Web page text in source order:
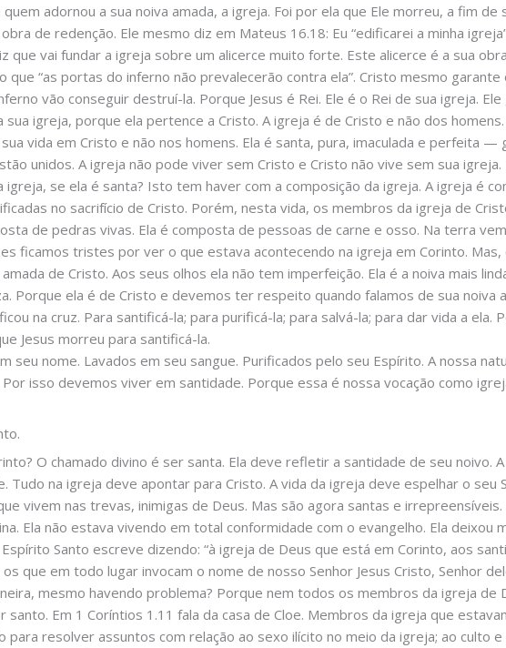
adornou a sua noiva amada, a igreja. Foi por ela que Ele morreu, a fim de
de redenção. Ele mesmo diz em Mateus 16.18: Eu “edificarei a minha
que vai fundar a igreja sobre um alicerce muito forte. Este alicerce é a sua
“as portas do inferno não prevalecerão contra ela”. Cristo mesmo garante
vão conseguir destruí-la. Porque Jesus é Rei. Ele é o Rei de sua igreja.
igreja, porque ela pertence a Cristo. A igreja é de Cristo e não dos
vida em Cristo e não nos homens. Ela é santa, pura, imaculada e perfeita —
unidos. A igreja não pode viver sem Cristo e Cristo não vive sem sua igreja.
se ela é santa? Isto tem haver com a composição da igreja. A igreja é
no sacrifício de Cristo. Porém, nesta vida, os membros da igreja de
de pedras vivas. Ela é composta de pessoas de carne e osso. Na terra
ficamos tristes por ver o que estava acontecendo na igreja em Corinto.
de Cristo. Aos seus olhos ela não tem imperfeição. Ela é a noiva mais
Porque ela é de Cristo e devemos ter respeito quando falamos de sua noiva
na cruz. Para santificá-la; para purificá-la; para salvá-la; para dar vida a ela.
Jesus morreu para santificá-la.
seu nome. Lavados em seu sangue. Purificados pelo seu Espírito. A nossa
isso devemos viver em santidade. Porque essa é nossa vocação como
O chamado divino é ser santa. Ela deve refletir a santidade de seu noivo.
Tudo na igreja deve apontar para Cristo. A vida da igreja deve espelhar o seu
vivem nas trevas, inimigas de Deus. Mas são agora santas e
Ela não estava vivendo em total conformidade com o evangelho. Ela deixou
Santo escreve dizendo: “à igreja de Deus que está em Corinto, aos
que em todo lugar invocam o nome de nosso Senhor Jesus Cristo, Senhor
mesmo havendo problema? Porque nem todos os membros da igreja de
santo. Em 1 Coríntios 1.11 fala da casa de Cloe. Membros da igreja que
para resolver assuntos com relação ao sexo ilícito no meio da igreja; ao culto